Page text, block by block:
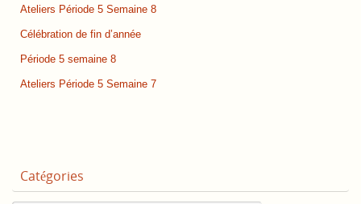
Ateliers Période 5 Semaine 8
Célébration de fin d’année
Période 5 semaine 8
Ateliers Période 5 Semaine 7
Catégories